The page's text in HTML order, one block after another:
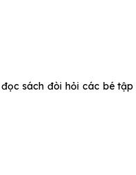
sách đòi hỏi các bé